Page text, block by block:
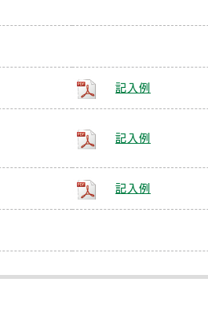
記入例
記入例
記入例